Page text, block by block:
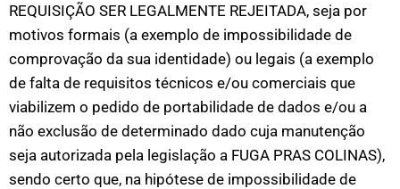
REQUISIÇÃO SER LEGALMENTE REJEITADA, seja por
motivos formais (a exemplo de impossibilidade de
comprovação da sua identidade) ou legais (a exemplo
de falta de requisitos técnicos e/ou comerciais que
viabilizem o pedido de portabilidade de dados e/ou a
não exclusão de determinado dado cuja manutenção
seja autorizada pela legislação a FUGA PRAS COLINAS),
sendo certo que, na hipótese de impossibilidade de